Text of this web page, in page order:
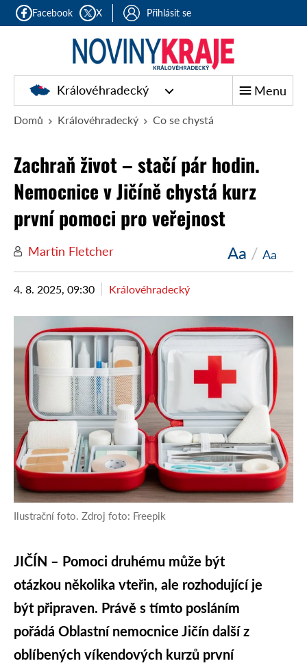
Facebook X Přihlásit se
Královéhradecký Menu
Domů Královéhradecký Co se chystá
Zachraň život – stačí pár hodin.
Nemocnice v Jičíně chystá kurz
první pomoci pro veřejnost
Martin Fletcher Aa / Aa
4. 8. 2025, 09:30 Královéhradecký
Ilustrační foto. Zdroj foto: Freepik
JIČÍN – Pomoci druhému může být
otázkou několika vteřin, ale rozhodující je
být připraven. Právě s tímto posláním
pořádá Oblastní nemocnice Jičín další z
oblíbených víkendových kurzů první